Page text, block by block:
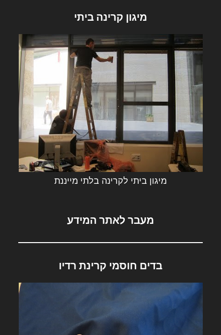
מיגון קרינה ביתי
מיגון ביתי לקרינה בלתי מייננת
מעבר לאתר המידע
בדים חוסמי קרינת רדיו